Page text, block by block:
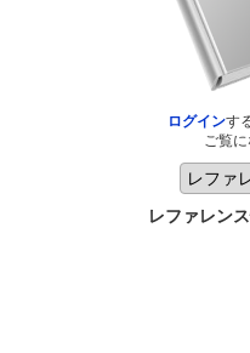
ログインす
ご覧
レファレン